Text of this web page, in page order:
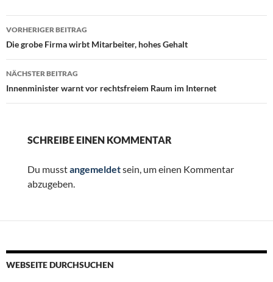
Beitragsnavigation
VORHERIGER BEITRAG
Die grobe Firma wirbt Mitarbeiter, hohes Gehalt
NÄCHSTER BEITRAG
Innenminister warnt vor rechtsfreiem Raum im Internet
SCHREIBE EINEN KOMMENTAR
Du musstangemeldetsein, um einen Kommentar
abzugeben.
WEBSEITE DURCHSUCHEN